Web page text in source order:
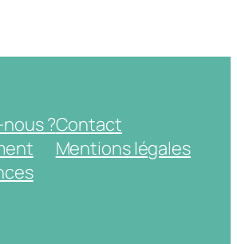
?Contact
Mentions légales